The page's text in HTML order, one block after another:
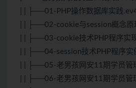
| | ├──01-PHP操作数据库实践
| | ├──02-cookie与session概念
| | ├──03-cookie技术PHP程序实
| | ├──04-session技术PHP程序实
| | ├──05-老男孩网安11期学员管
| | ├──06-老男孩网安11期学员管